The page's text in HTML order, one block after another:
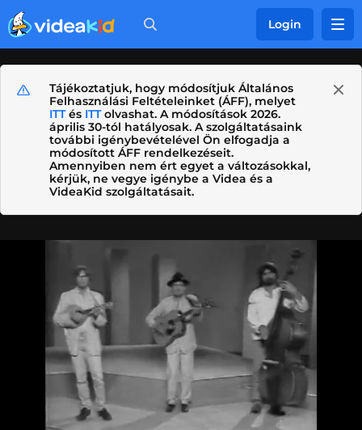
Login
Tájékoztatjuk, hogy módosítjuk Általános
Felhasználási Feltételeinket (ÁFF), melyet
ITTés ITTolvashat. A módosítások 2026.
április 30-tól hatályosak. A szolgáltatásaink
további igénybevételével Ön elfogadja a
módosított ÁFF rendelkezéseit.
Amennyiben nem ért egyet a változásokkal,
kérjük, ne vegye igénybe a Videa és a
VideaKid szolgáltatásait.